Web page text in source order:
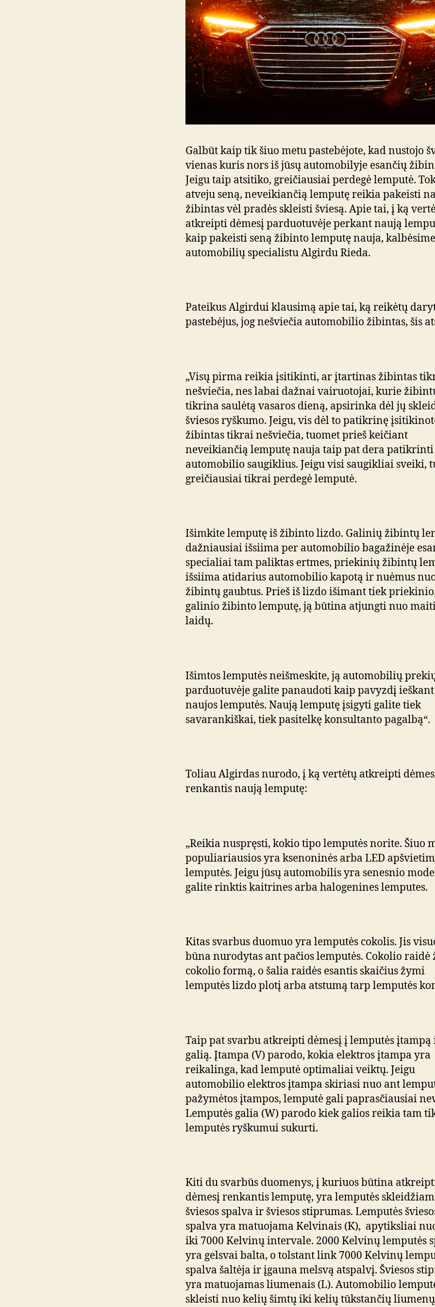
Galbūt kaip tik šiuo metu pastebėjote, kad nustojo
vienas kuris nors iš jūsų automobilyje esančių
Jeigu taip atsitiko, greičiausiai perdegė lemputė.
atveju seną, neveikiančią lemputę reikia pakeisti
žibintas vėl pradės skleisti šviesą. Apie tai, į ką
atkreipti dėmesį parduotuvėje perkant naują
kaip pakeisti seną žibinto lemputę nauja,
automobilių specialistu Algirdu Rieda.
Pateikus Algirdui klausimą apie tai, ką reikėtų
pastebėjus, jog nešviečia automobilio žibintas, šis
„Visų pirma reikia įsitikinti, ar įtartinas žibintas
nešviečia, nes labai dažnai vairuotojai, kurie
tikrina saulėtą vasaros dieną, apsirinka dėl jų
šviesos ryškumo. Jeigu, vis dėl to patikrinę
žibintas tikrai nešviečia, tuomet prieš keičiant
neveikiančią lemputę nauja taip pat dera
automobilio saugiklius. Jeigu visi saugikliai sveiki,
greičiausiai tikrai perdegė lemputė.
Išimkite lemputę iš žibinto lizdo. Galinių žibintų
dažniausiai išsiima per automobilio bagažinėje
specialiai tam paliktas ertmes, priekinių žibintų
išsiima atidarius automobilio kapotą ir nuėmus
žibintų gaubtus. Prieš iš lizdo išimant tiek
galinio žibinto lemputę, ją būtina atjungti nuo
laidų.
Išimtos lemputės neišmeskite, ją automobilių
parduotuvėje galite panaudoti kaip pavyzdį ieškant
naujos lemputės. Naują lemputę įsigyti galite tiek
savarankiškai, tiek pasitelkę konsultanto pagalbą“.
Toliau Algirdas nurodo, į ką vertėtų atkreipti
renkantis naują lemputę:
„Reikia nuspręsti, kokio tipo lemputės norite. Šiuo
populiariausios yra ksenoninės arba LED
lemputės. Jeigu jūsų automobilis yra senesnio
galite rinktis kaitrines arba halogenines lemputes.
Kitas svarbus duomuo yra lemputės cokolis. Jis
būna nurodytas ant pačios lemputės. Cokolio raidė
cokolio formą, o šalia raidės esantis skaičius žymi
lemputės lizdo plotį arba atstumą tarp lemputės
Taip pat svarbu atkreipti dėmesį į lemputės įtampą
galią. Įtampa (V) parodo, kokia elektros įtampa yra
reikalinga, kad lemputė optimaliai veiktų. Jeigu
automobilio elektros įtampa skiriasi nuo ant
pažymėtos įtampos, lemputė gali paprasčiausiai
Lemputės galia (W) parodo kiek galios reikia tam
lemputės ryškumui sukurti.
Kiti du svarbūs duomenys, į kuriuos būtina
dėmesį renkantis lemputę, yra lemputės
šviesos spalva ir šviesos stiprumas. Lemputės
spalva yra matuojama Kelvinais (K), apytiksliai
iki 7000 Kelvinų intervale. 2000 Kelvinų lemputės
yra gelsvai balta, o tolstant link 7000 Kelvinų
spalva šaltėja ir įgauna melsvą atspalvį. Šviesos
yra matuojamas liumenais (L). Automobilio
skleisti nuo kelių šimtų iki kelių tūkstančių liumenų